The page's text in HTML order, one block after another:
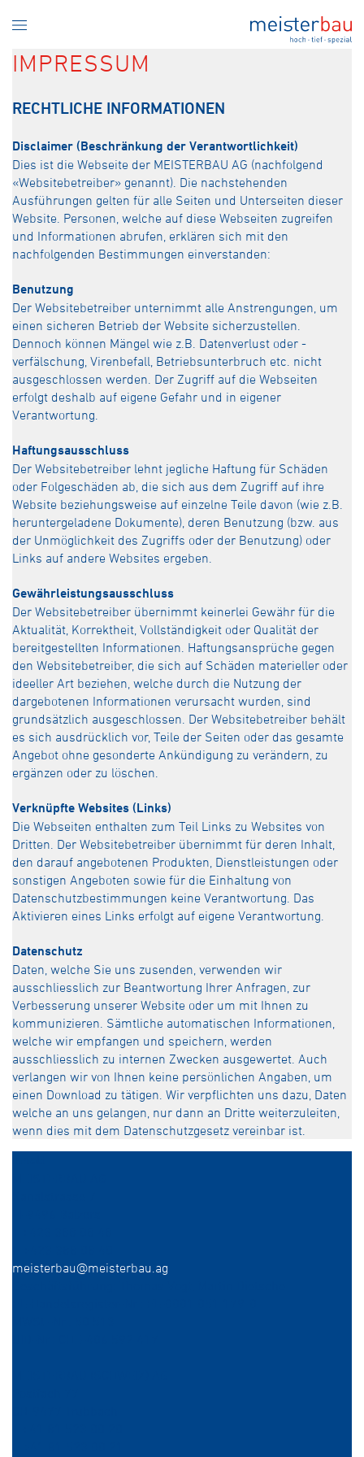
IMPRESSUM
RECHTLICHE INFORMATIONEN
Disclaimer (Beschränkung der Verantwortlichkeit)
Dies ist die Webseite der MEISTERBAU AG (nachfolgend
«Websitebetreiber» genannt). Die nachstehenden
Ausführungen gelten für alle Seiten und Unterseiten dieser
Website. Personen, welche auf diese Webseiten zugreifen
und Informationen abrufen, erklären sich mit den
nachfolgenden Bestimmungen einverstanden:
Benutzung
Der Websitebetreiber unternimmt alle Anstrengungen, um
einen sicheren Betrieb der Website sicherzustellen.
Dennoch können Mängel wie z.B. Datenverlust oder -
verfälschung, Virenbefall, Betriebsunterbruch etc. nicht
ausgeschlossen werden. Der Zugriff auf die Webseiten
erfolgt deshalb auf eigene Gefahr und in eigener
Verantwortung.
Haftungsausschluss
Der Websitebetreiber lehnt jegliche Haftung für Schäden
oder Folgeschäden ab, die sich aus dem Zugriff auf ihre
Website beziehungsweise auf einzelne Teile davon (wie z.B.
heruntergeladene Dokumente), deren Benutzung (bzw. aus
der Unmöglichkeit des Zugriffs oder der Benutzung) oder
Links auf andere Websites ergeben.
Gewährleistungsausschluss
Der Websitebetreiber übernimmt keinerlei Gewähr für die
Aktualität, Korrektheit, Vollständigkeit oder Qualität der
bereitgestellten Informationen. Haftungsansprüche gegen
den Websitebetreiber, die sich auf Schäden materieller oder
ideeller Art beziehen, welche durch die Nutzung der
dargebotenen Informationen verursacht wurden, sind
grundsätzlich ausgeschlossen. Der Websitebetreiber behält
es sich ausdrücklich vor, Teile der Seiten oder das gesamte
Angebot ohne gesonderte Ankündigung zu verändern, zu
ergänzen oder zu löschen.
Verknüpfte Websites (Links)
Die Webseiten enthalten zum Teil Links zu Websites von
Dritten. Der Websitebetreiber übernimmt für deren Inhalt,
den darauf angebotenen Produkten, Dienstleistungen oder
sonstigen Angeboten sowie für die Einhaltung von
Datenschutzbestimmungen keine Verantwortung. Das
Aktivieren eines Links erfolgt auf eigene Verantwortung.
Datenschutz
Daten, welche Sie uns zusenden, verwenden wir
ausschliesslich zur Beantwortung Ihrer Anfragen, zur
Verbesserung unserer Website oder um mit Ihnen zu
kommunizieren. Sämtliche automatischen Informationen,
welche wir empfangen und speichern, werden
ausschliesslich zu internen Zwecken ausgewertet. Auch
verlangen wir von Ihnen keine persönlichen Angaben, um
einen Download zu tätigen. Wir verpflichten uns dazu, Daten
welche an uns gelangen, nur dann an Dritte weiterzuleiten,
wenn dies mit dem Datenschutzgesetz vereinbar ist.
meisterbau@meisterbau.ag